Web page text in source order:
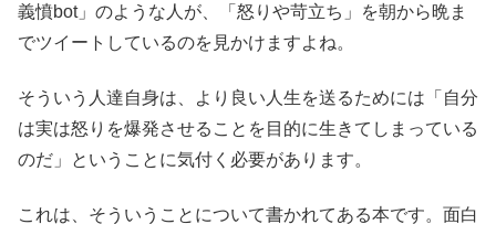
義憤bot」のような人が、「怒りや苛立ち」を朝から晩ま
でツイートしているのを見かけますよね。
そういう人達自身は、より良い人生を送るためには「自分
は実は怒りを爆発させることを目的に生きてしまっている
のだ」ということに気付く必要があります。
これは、そういうことについて書かれてある本です。面白